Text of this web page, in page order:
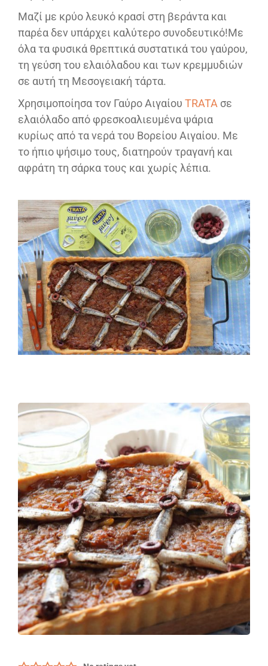
Μαζί με κρύο λευκό κρασί στη βεράντα και
παρέα δεν υπάρχει καλύτερο συνοδευτικό!Με
όλα τα φυσικά θρεπτικά συστατικά του γαύρου,
τη γεύση του ελαιόλαδου και των κρεμμυδιών
σε αυτή τη Μεσογειακή τάρτα.
Χρησιμοποίησα τον Γαύρο Αιγαίου TRATA σε
ελαιόλαδο από φρεσκοαλιευμένα ψάρια
κυρίως από τα νερά του Βορείου Αιγαίου. Με
το ήπιο ψήσιμο τους, διατηρούν τραγανή και
αφράτη τη σάρκα τους και χωρίς λέπια.